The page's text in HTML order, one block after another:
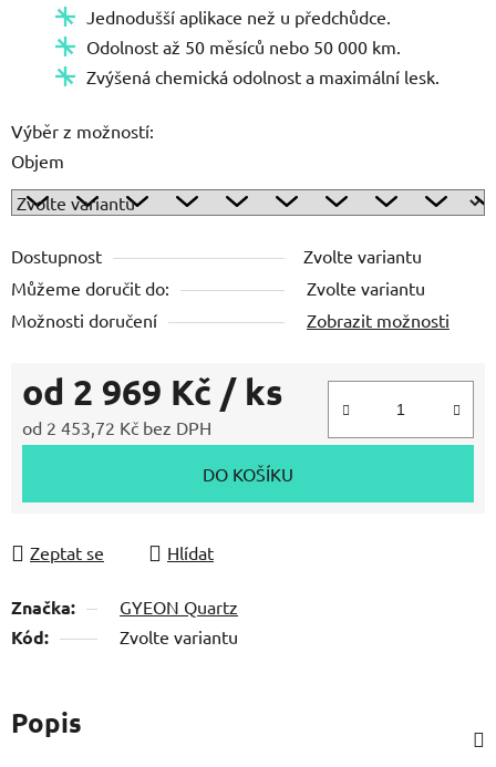
Jednodušší aplikace než u předchůdce.
Odolnost až 50 měsíců nebo 50 000 km.
Zvýšená chemická odolnost a maximální lesk.
Výběr z možností:
Objem
Dostupnost
Zvolte variantu
Můžeme doručit do:
Zvolte variantu
Možnosti doručení
Zobrazit možnosti
od 2 969 Kč / ks
od 2 453,72 Kč bez DPH
DO KOŠÍKU
Zeptat se Hlídat
Značka: GYEON Quartz
Kód: Zvolte variantu
Popis